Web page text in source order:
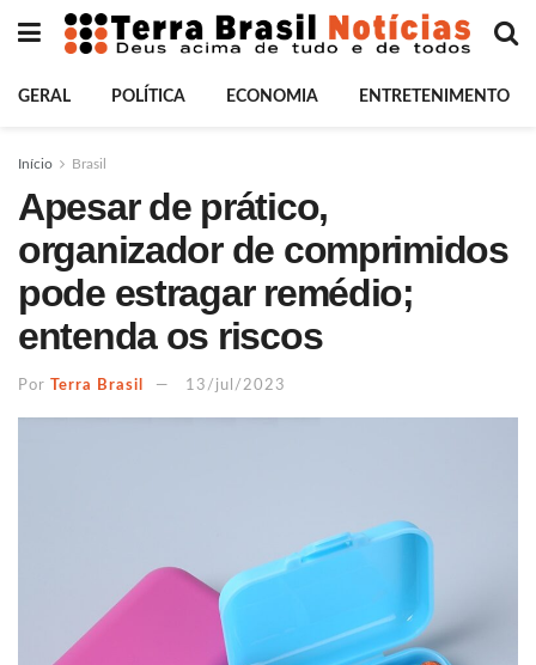
GERAL POLÍTICA ECONOMIA ENTRETENIMENTO
Início Brasil
Apesar de prático,
organizador de comprimidos
pode estragar remédio;
entenda os riscos
Por Terra Brasil 13/jul/2023